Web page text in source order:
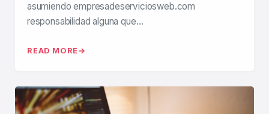
asumiendo empresadeserviciosweb.com
responsabilidad alguna que…
READ MORE